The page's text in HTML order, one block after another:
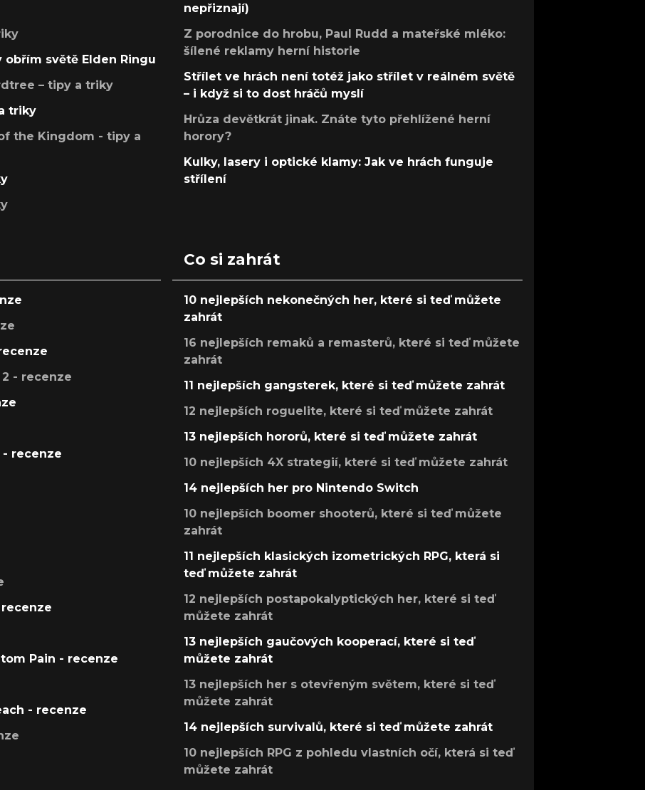
světě Elden Ringu
– tipy a triky
triky
the Kingdom - tipy a
nepřiznají)
Z porodnice do hrobu, Paul Rudd a mateřské mléko:
šílené reklamy herní historie
Střílet ve hrách není totéž jako střílet v reálném světě
– i když si to dost hráčů myslí
Hrůza devětkrát jinak. Znáte tyto přehlížené herní
horory?
Kulky, lasery i optické klamy: Jak ve hrách funguje
střílení
- recenze
- recenze
Pain - recenze
- recenze
Co si zahrát
10 nejlepších nekonečných her, které si teď můžete
zahrát
16 nejlepších remaků a remasterů, které si teď můžete
zahrát
11 nejlepších gangsterek, které si teď můžete zahrát
12 nejlepších roguelite, které si teď můžete zahrát
13 nejlepších hororů, které si teď můžete zahrát
10 nejlepších 4X strategií, které si teď můžete zahrát
14 nejlepších her pro Nintendo Switch
10 nejlepších boomer shooterů, které si teď můžete
zahrát
11 nejlepších klasických izometrických RPG, která si
teď můžete zahrát
12 nejlepších postapokalyptických her, které si teď
můžete zahrát
13 nejlepších gaučových kooperací, které si teď
můžete zahrát
13 nejlepších her s otevřeným světem, které si teď
můžete zahrát
14 nejlepších survivalů, které si teď můžete zahrát
10 nejlepších RPG z pohledu vlastních očí, která si teď
můžete zahrát